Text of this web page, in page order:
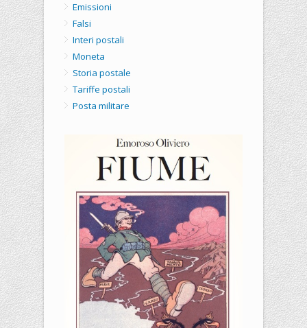
Emissioni
Falsi
Interi postali
Moneta
Storia postale
Tariffe postali
Posta militare